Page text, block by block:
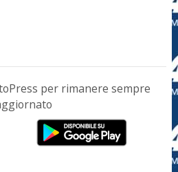
per rimanere sempre